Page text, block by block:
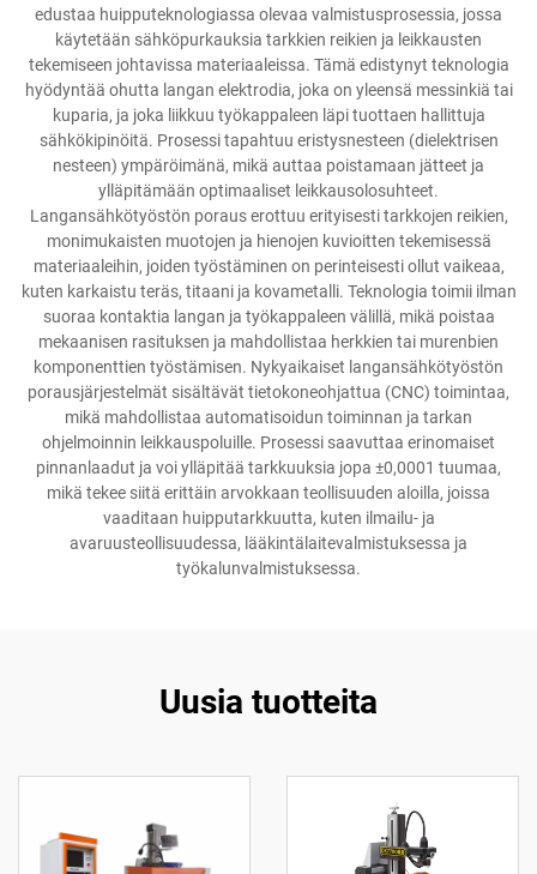
edustaa huipputeknologiassa olevaa valmistusprosessia, jossa
käytetään sähköpurkauksia tarkkien reikien ja leikkausten
tekemiseen johtavissa materiaaleissa. Tämä edistynyt teknologia
hyödyntää ohutta langan elektrodia, joka on yleensä messinkiä tai
kuparia, ja joka liikkuu työkappaleen läpi tuottaen hallittuja
sähkökipinöitä. Prosessi tapahtuu eristysnesteen (dielektrisen
nesteen) ympäröimänä, mikä auttaa poistamaan jätteet ja
ylläpitämään optimaaliset leikkausolosuhteet.
Langansähkötyöstön poraus erottuu erityisesti tarkkojen reikien,
monimukaisten muotojen ja hienojen kuvioitten tekemisessä
materiaaleihin, joiden työstäminen on perinteisesti ollut vaikeaa,
kuten karkaistu teräs, titaani ja kovametalli. Teknologia toimii ilman
suoraa kontaktia langan ja työkappaleen välillä, mikä poistaa
mekaanisen rasituksen ja mahdollistaa herkkien tai murenbien
komponenttien työstämisen. Nykyaikaiset langansähkötyöstön
porausjärjestelmät sisältävät tietokoneohjattua (CNC) toimintaa,
mikä mahdollistaa automatisoidun toiminnan ja tarkan
ohjelmoinnin leikkauspoluille. Prosessi saavuttaa erinomaiset
pinnanlaadut ja voi ylläpitää tarkkuuksia jopa ±0,0001 tuumaa,
mikä tekee siitä erittäin arvokkaan teollisuuden aloilla, joissa
vaaditaan huipputarkkuutta, kuten ilmailu- ja
avaruusteollisuudessa, lääkintälaitevalmistuksessa ja
työkalunvalmistuksessa.
Uusia tuotteita